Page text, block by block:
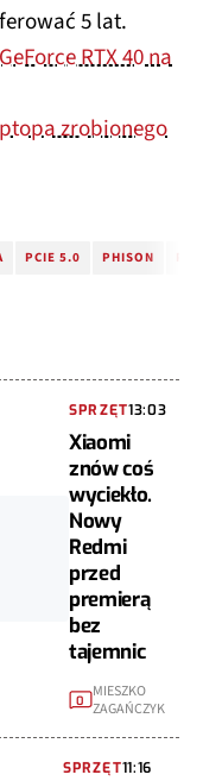
5 lat.
RTX 40 na
zrobionego
PCIE 5.0 PHISON
SPRZĘT13:03
Xiaomi
znów coś
wyciekło.
Nowy
Redmi
przed
premierą
bez
tajemnic
0 MIESZKO
ZAGAŃCZYK
SPRZĘT11:16